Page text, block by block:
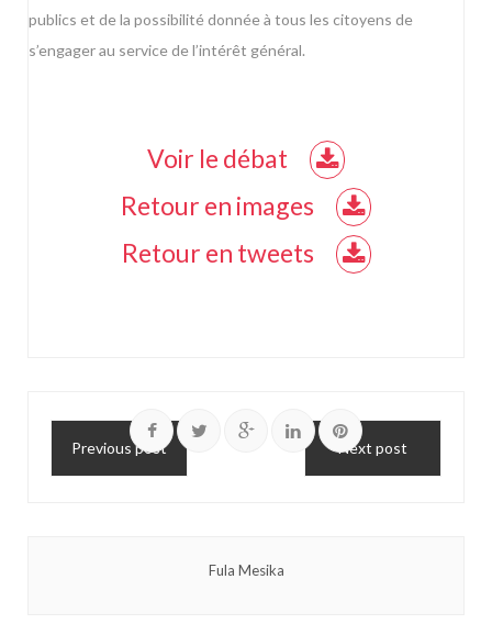
publics et de la possibilité donnée à tous les citoyens de
s’engager au service de l’intérêt général.
Voir le débat
Retour en images
Retour en tweets
Previous post Next post
Fula Mesika